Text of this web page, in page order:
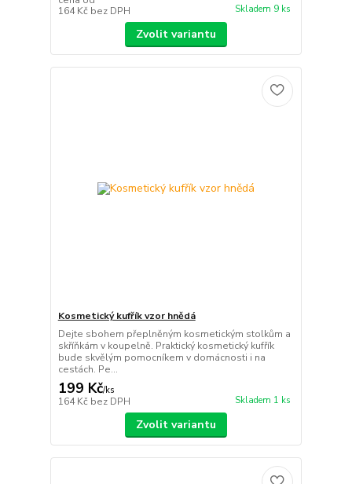
164 Kč bez DPH Skladem 9 ks
Zvolit variantu
Kosmetický kufřík vzor hnědá
Dejte sbohem přeplněným kosmetickým stolkům a
skříňkám v koupelně. Praktický kosmetický kufřík
bude skvělým pomocníkem v domácnosti i na
cestách. Pe...
199 Kč/ks
164 Kč bez DPH Skladem 1 ks
Zvolit variantu